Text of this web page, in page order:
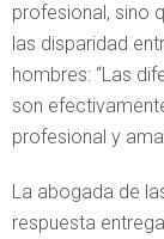
profesional, sino
las disparidad
hombres: “Las
son
profesional y
La abogada de
respuesta